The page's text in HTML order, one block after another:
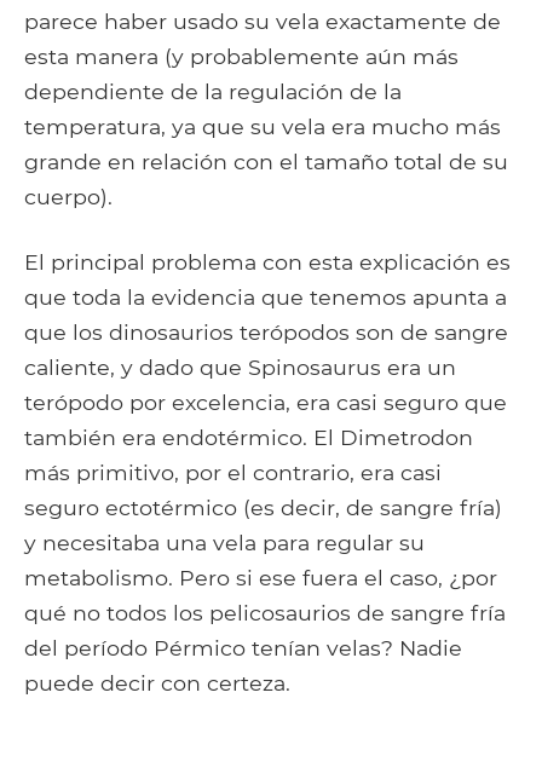
parece haber usado su vela exactamente de
esta manera (y probablemente aún más
dependiente de la regulación de la
temperatura, ya que su vela era mucho más
grande en relación con el tamaño total de su
cuerpo).
El principal problema con esta explicación es
que toda la evidencia que tenemos apunta a
que los dinosaurios terópodos son de sangre
caliente, y dado que Spinosaurus era un
terópodo por excelencia, era casi seguro que
también era endotérmico. El Dimetrodon
más primitivo, por el contrario, era casi
seguro ectotérmico (es decir, de sangre fría)
y necesitaba una vela para regular su
metabolismo. Pero si ese fuera el caso, ¿por
qué no todos los pelicosaurios de sangre fría
del período Pérmico tenían velas? Nadie
puede decir con certeza.